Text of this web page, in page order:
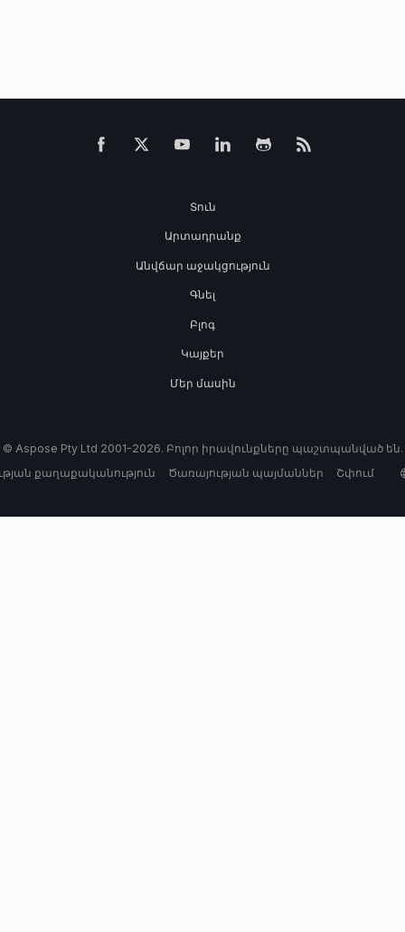
Տուն
Արտադրանք
Անվճար աջակցություն
Գնել
Բլոգ
Կայքեր
Մեր մասին
© Aspose Pty Ltd 2001-2026. Բոլոր իրավունքները պաշտպանված են.
քաղաքականություն
Ծառայության պայմաններ Շփում